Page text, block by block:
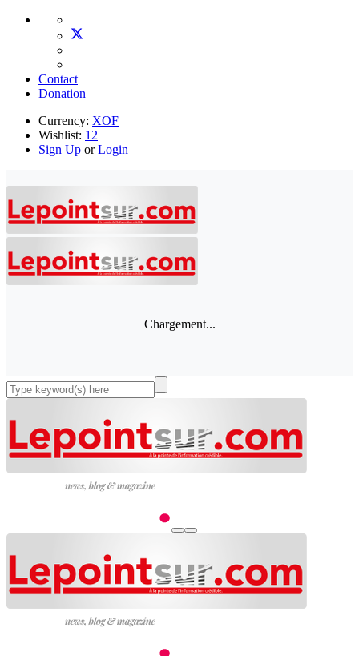
Contact
Donation
Currency: XOF
Wishlist: 12
Sign Up orLogin
Chargement...